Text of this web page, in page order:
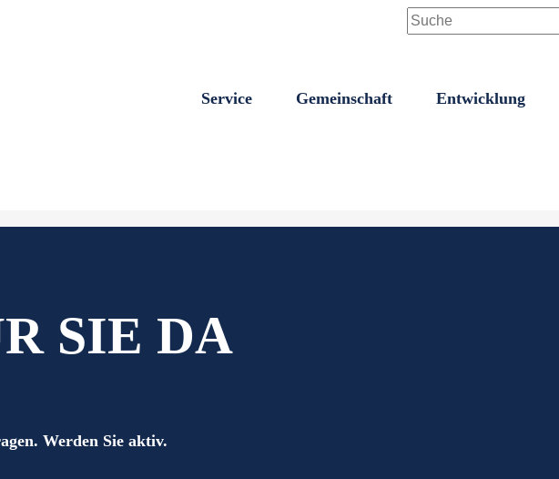
Suchen
Service Gemeinschaft Entwicklung
ALLEE 79/83
SIE DA
Werden Sie aktiv.